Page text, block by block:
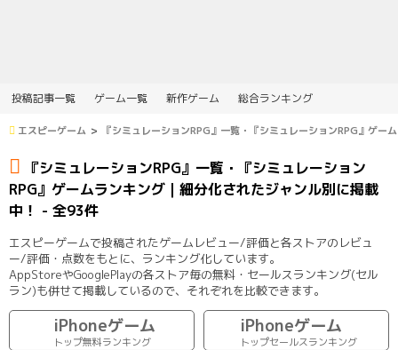
投稿記事一覧 ゲーム一覧 新作ゲーム 総合ランキング
エスピーゲーム 『シミュレーションRPG』一覧・『シミュレーションRPG』ゲー
『シミュレーションRPG』一覧・『シミュレーション
RPG』ゲームランキング｜細分化されたジャンル別に掲載
中！ - 全93件
エスピーゲームで投稿されたゲームレビュー/評価と各ストアのレビュ
ー/評価・点数をもとに、ランキング化しています。
AppStoreやGooglePlayの各ストア毎の無料・セールスランキング(セル
ラン)も併せて掲載しているので、それぞれを比較できます。
iPhoneゲーム
トップ無料ランキング
iPhoneゲーム
トップセールスランキング